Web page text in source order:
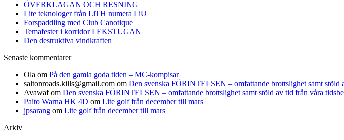
ÖVERKLAGAN OCH RESNING
Lite teknologer från LiTH numera LiU
Forspaddling med Club Canotique
Temafester i korridor LEKSTUGAN
Den destruktiva vindkraften
Senaste kommentarer
Ola om På den gamla goda tiden – MC-kompisar
saltonroads.kills@gmail.com om Den svenska FÖRINTELSEN – omfattande brottslighet samt stöld
Avawafom Den svenska FÖRINTELSEN – omfattande brottslighet samt stöld av tid från våra
Paito Warna HK 4D om Lite golf från december till mars
jpsarang om Lite golf från december till mars
Arkiv